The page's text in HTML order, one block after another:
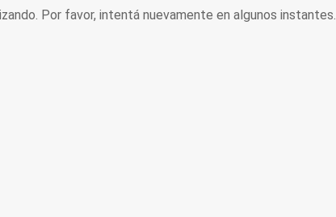
Por favor, intentá nuevamente en algunos instantes.